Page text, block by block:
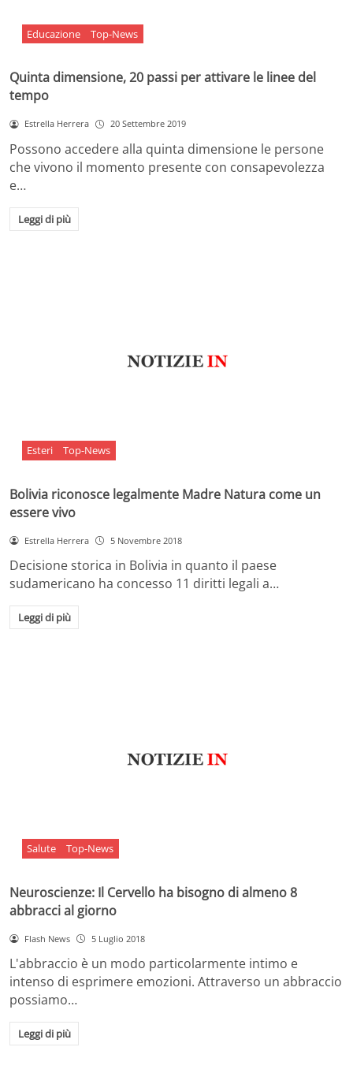
Educazione Top-News
Quinta dimensione, 20 passi per attivare le linee del
tempo
Estrella Herrera 20 Settembre 2019
Possono accedere alla quinta dimensione le persone
che vivono il momento presente con consapevolezza
e…
Leggi di più
Esteri Top-News
Bolivia riconosce legalmente Madre Natura come un
essere vivo
Estrella Herrera 5 Novembre 2018
Decisione storica in Bolivia in quanto il paese
sudamericano ha concesso 11 diritti legali a…
Leggi di più
Salute Top-News
Neuroscienze: Il Cervello ha bisogno di almeno 8
abbracci al giorno
Flash News 5 Luglio 2018
L'abbraccio è un modo particolarmente intimo e
intenso di esprimere emozioni. Attraverso un abbraccio
possiamo…
Leggi di più